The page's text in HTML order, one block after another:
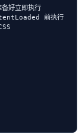
好立即执行
前执行